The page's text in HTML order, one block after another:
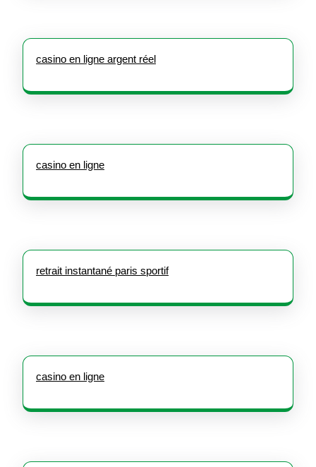
casino en ligne argent réel
casino en ligne
retrait instantané paris sportif
casino en ligne